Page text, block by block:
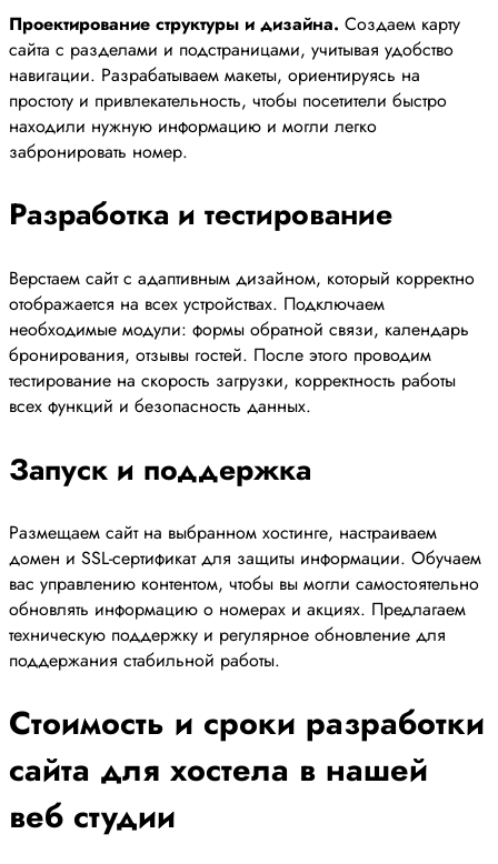
Проектирование структуры и дизайна. Создаем карту
сайта с разделами и подстраницами, учитывая удобство
навигации. Разрабатываем макеты, ориентируясь на
простоту и привлекательность, чтобы посетители быстро
находили нужную информацию и могли легко
забронировать номер.
Разработка и тестирование
Верстаем сайт с адаптивным дизайном, который корректно
отображается на всех устройствах. Подключаем
необходимые модули: формы обратной связи, календарь
бронирования, отзывы гостей. После этого проводим
тестирование на скорость загрузки, корректность работы
всех функций и безопасность данных.
Запуск и поддержка
Размещаем сайт на выбранном хостинге, настраиваем
домен и SSL-сертификат для защиты информации. Обучаем
вас управлению контентом, чтобы вы могли самостоятельно
обновлять информацию о номерах и акциях. Предлагаем
техническую поддержку и регулярное обновление для
поддержания стабильной работы.
Стоимость и сроки разработки
сайта для хостела в нашей
веб студии